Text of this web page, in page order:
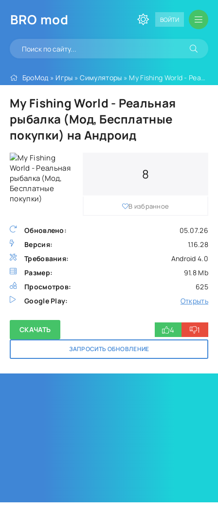
BRO mod ВОЙТИ
БроМод » Игры »Симуляторы » My Fishing World - Реальная рыбалка (Мод, Бесплатные покупки)
My Fishing World - Реальная
рыбалка (Мод, Бесплатные
покупки) на Андроид
Обновлено:
05.07.26
Версия:
1.16.28
Требования:
Android 4.0
Размер:
91.8 Mb
Просмотров:
625
Google Play:
Открыть
8
В избранное
СКАЧАТЬ
ЗАПРОСИТЬ ОБНОВЛЕНИЕ
4 1